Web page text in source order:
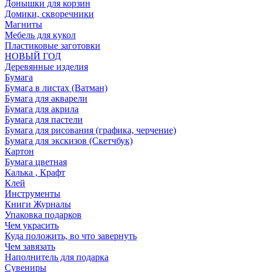
Донышки для корзин
Домики, скворечники
Магниты
Мебель для кукол
Пластиковые заготовки
НОВЫЙ ГОД
Деревянные изделия
Бумага
Бумага в листах (Ватман)
Бумага для акварели
Бумага для акрила
Бумага для пастели
Бумага для рисования (графика, черчение)
Бумага для экскизов (Скетчбук)
Картон
Бумага цветная
Калька , Крафт
Клей
Инструменты
Книги Журналы
Упаковка подарков
Чем украсить
Куда положить, во что завернуть
Чем завязать
Наполнитель для подарка
Сувениры